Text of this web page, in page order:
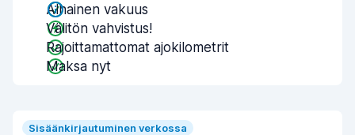
Alhainen vakuus
Välitön vahvistus!
Rajoittamattomat ajokilometrit
Maksa nyt
Sisäänkirjautuminen verkossa